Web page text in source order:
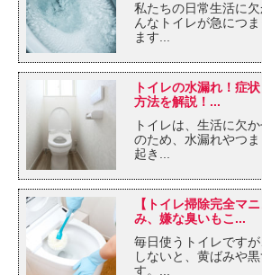
私たちの日常生活に
んなトイレが急につ
ます...
トイレの水漏れ！症
方法を解説！...
トイレは、生活に欠
のため、水漏れやつ
起き...
【トイレ掃除完全マ
み、嫌な臭いもこ...
毎日使うトイレです
しないと、黄ばみや
す。...